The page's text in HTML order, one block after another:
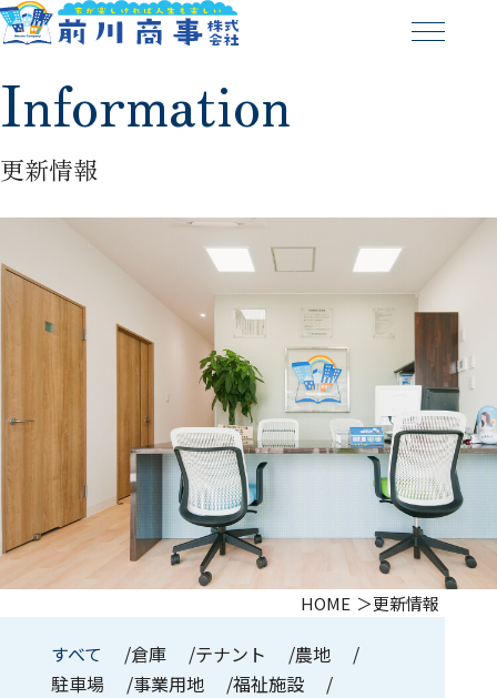
Information
更新情報
HOME 更新情報
すべて 倉庫 テナント
農地
駐車場
事業用地
福祉施設